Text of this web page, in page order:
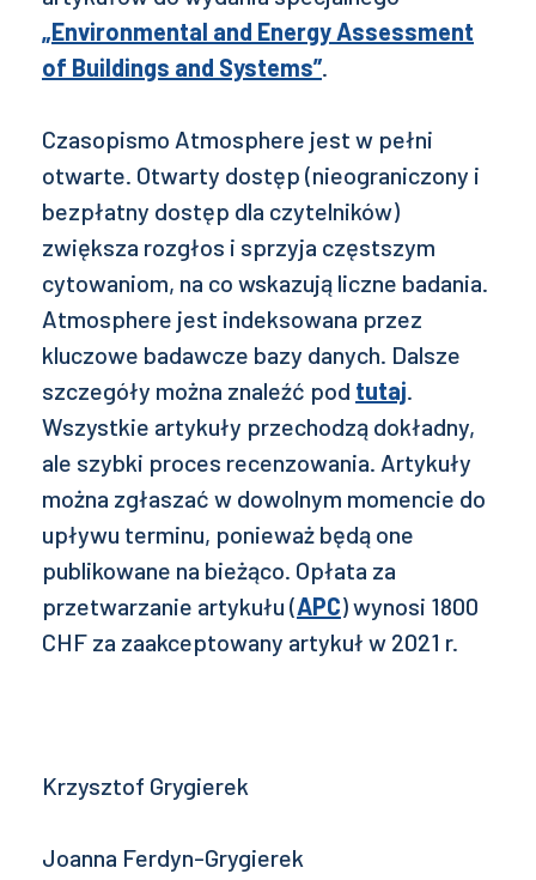
„Environmental and Energy Assessment
of Buildings and Systems”.
Czasopismo Atmosphere jest w pełni
otwarte. Otwarty dostęp (nieograniczony i
bezpłatny dostęp dla czytelników)
zwiększa rozgłos i sprzyja częstszym
cytowaniom, na co wskazują liczne badania.
Atmosphere jest indeksowana przez
kluczowe badawcze bazy danych. Dalsze
szczegóły można znaleźć pod tutaj.
Wszystkie artykuły przechodzą dokładny,
ale szybki proces recenzowania. Artykuły
można zgłaszać w dowolnym momencie do
upływu terminu, ponieważ będą one
publikowane na bieżąco. Opłata za
przetwarzanie artykułu (APC) wynosi 1800
CHF za zaakceptowany artykuł w 2021 r.
Krzysztof Grygierek
Joanna Ferdyn-Grygierek